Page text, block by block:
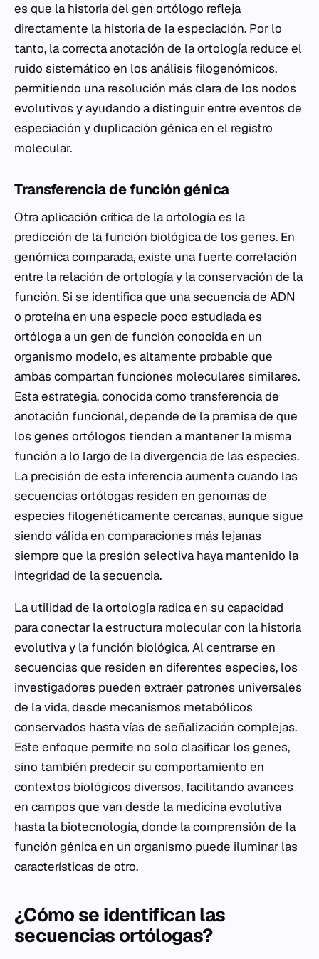
es que la historia del gen ortólogo refleja
directamente la historia de la especiación. Por lo
tanto, la correcta anotación de la ortología reduce el
ruido sistemático en los análisis filogenómicos,
permitiendo una resolución más clara de los nodos
evolutivos y ayudando a distinguir entre eventos de
especiación y duplicación génica en el registro
molecular.
Transferencia de función génica
Otra aplicación crítica de la ortología es la
predicción de la función biológica de los genes. En
genómica comparada, existe una fuerte correlación
entre la relación de ortología y la conservación de la
función. Si se identifica que una secuencia de ADN
o proteína en una especie poco estudiada es
ortóloga a un gen de función conocida en un
organismo modelo, es altamente probable que
ambas compartan funciones moleculares similares.
Esta estrategia, conocida como transferencia de
anotación funcional, depende de la premisa de que
los genes ortólogos tienden a mantener la misma
función a lo largo de la divergencia de las especies.
La precisión de esta inferencia aumenta cuando las
secuencias ortólogas residen en genomas de
especies filogenéticamente cercanas, aunque sigue
siendo válida en comparaciones más lejanas
siempre que la presión selectiva haya mantenido la
integridad de la secuencia.
La utilidad de la ortología radica en su capacidad
para conectar la estructura molecular con la historia
evolutiva y la función biológica. Al centrarse en
secuencias que residen en diferentes especies, los
investigadores pueden extraer patrones universales
de la vida, desde mecanismos metabólicos
conservados hasta vías de señalización complejas.
Este enfoque permite no solo clasificar los genes,
sino también predecir su comportamiento en
contextos biológicos diversos, facilitando avances
en campos que van desde la medicina evolutiva
hasta la biotecnología, donde la comprensión de la
función génica en un organismo puede iluminar las
características de otro.
¿Cómo se identifican las
secuencias ortólogas?